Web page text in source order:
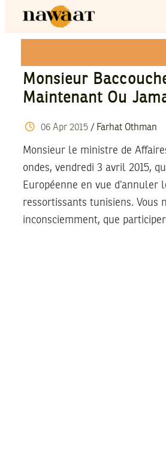
Monsieur
Maintenant Ou
06 Apr 2015/ Farhat Othman
Monsieur le ministre de
ondes, vendredi 3 avril 2015,
Européenne en vue d’annuler
ressortissants tunisiens. Vous
inconsciemment, que